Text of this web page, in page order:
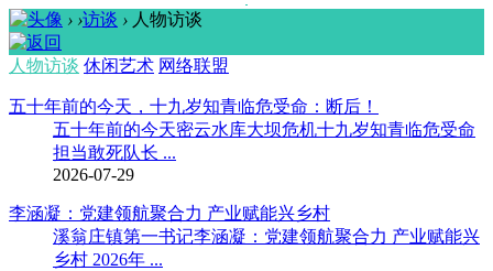
› ›访谈 › 人物访谈
人物访谈 休闲艺术 网络联盟
五十年前的今天，十九岁知青临危受命：断后！
五十年前的今天密云水库大坝危机十九岁知青临危受命
担当敢死队长 ...
2026-07-29
李涵凝：党建领航聚合力 产业赋能兴乡村
溪翁庄镇第一书记李涵凝：党建领航聚合力 产业赋能兴
乡村 2026年 ...